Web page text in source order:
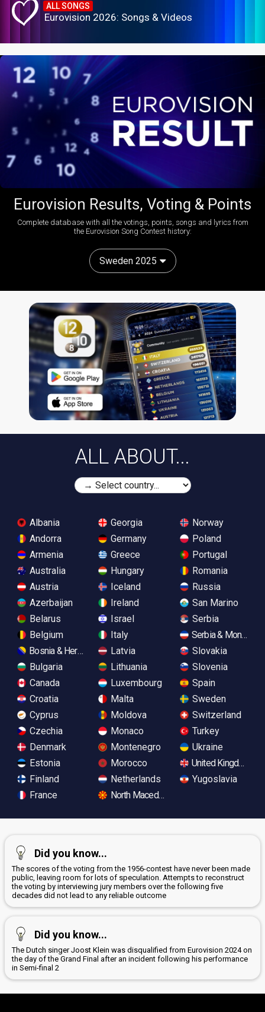
ALL SONGS
Eurovision 2026: Songs & Videos
Eurovision Results, Voting & Points
Complete database with all the votings, points, songs and lyrics from
the Eurovision Song Contest history:
Sweden 2025
ALL ABOUT...
Albania
Andorra
Armenia
Australia
Austria
Azerbaijan
Belarus
Belgium
Bosnia & Herzegovina
Bulgaria
Canada
Croatia
Cyprus
Czechia
Denmark
Estonia
Finland
France
Georgia
Germany
Greece
Hungary
Iceland
Ireland
Israel
Italy
Latvia
Lithuania
Luxembourg
Malta
Moldova
Monaco
Montenegro
Morocco
Netherlands
North Macedonia
Norway
Poland
Portugal
Romania
Russia
San Marino
Serbia
Serbia &
Slovakia
Slovenia
Spain
Sweden
Switzerland
Turkey
Ukraine
United Kingdom
Yugoslavia
Did you know...
The scores of the voting from the 1956-contest have never been made
public, leaving room for lots of speculation. Attempts to reconstruct
the voting by interviewing jury members over the following five
decades did not lead to any reliable outcome
Did you know...
The Dutch singer Joost Klein was disqualified from Eurovision 2024 on
the day of the Grand Final after an incident following his performance
in Semi-final 2